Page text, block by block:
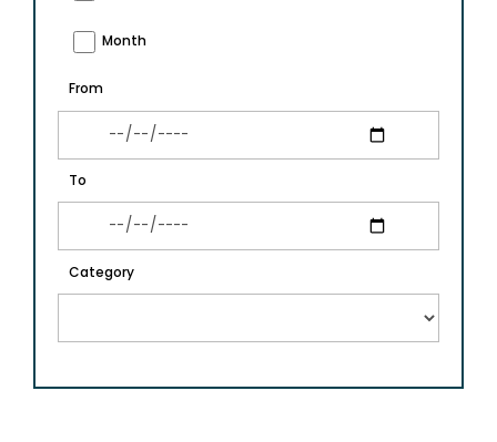
Month
From
To
Category